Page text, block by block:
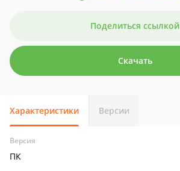
Поделиться ссылкой
Скачать
Характеристики Версии
Версия
ПК